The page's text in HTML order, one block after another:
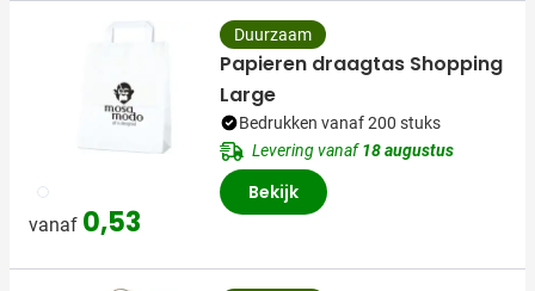
002
vanaf 0,53
Duurzaam
Papieren draagtas Shopping
Large
Bedrukken vanaf 200 stuks
Levering vanaf18 augustus
Bekijk